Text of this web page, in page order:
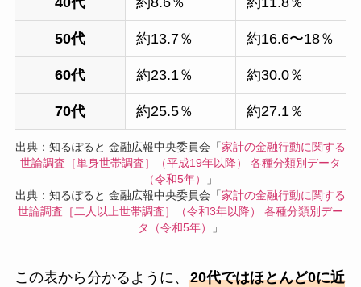
50代 約13.7％ 約16.6〜18％
60代 約23.1％ 約30.0％
70代 約25.5％ 約27.1％
出典：知るぽると 金融広報中央委員会「家計の金融行動に関する
世論調査［単身世帯調査］（平成19年以降） 各種分類別データ
（令和5年）
」
出典：知るぽると 金融広報中央委員会「家計の金融行動に関する
世論調査［二人以上世帯調査］（令和3年以降） 各種分類別デー
タ（令和5年）
」
この表から分かるように、 20代ではほとんど0に近